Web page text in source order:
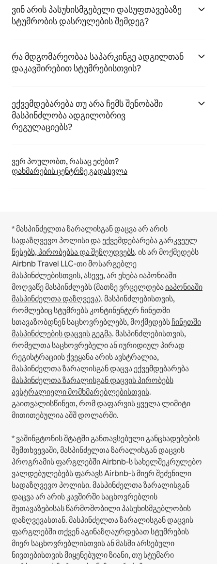
ვინ არის პასუხისმგებელი დასუფთავებაზე
სტუმრობის დასრულების შემდეგ?
რა მდგომარეობაა საპარკინგე ადგილთან
დაკავშირებით სტუმრებისთვის?
ექვემდებარება თუ არა ჩემს შენობაში
მასპინძლობა ადგილობრივ
რეგულაციებს?
ვერ პოულობთ, რასაც ეძებთ?
დახმარების ცენტრზე გადასვლა
* მასპინძელთა ზარალისგან დაცვა არ არის
სადაზღვევო პოლისი და ექვემდებარება გარკვეულ
წესებს, პირობებსა და შეზღუდვებს.ის არ მოქმედებს
Airbnb Travel LLC‑თი მოსარგებლე
მასპინძლებისთვის, ასევე, არ ეხება იაპონიაში
მოღვაწე მასპინძლებს (მათზე ვრცელდებაიაპონიაში
მასპინძელთა დაზღვევა).მასპინძლებისთვის,
რომლებიც სტუმრებს კონტინენტურ ჩინეთში
სთავაზობდნენ საცხოვრებლებს, მოქმედებსჩინეთში
მასპინძლების დაცვის გეგმა.მასპინძლებისთვის,
რომელთა საცხოვრებელი ან იურიდიულ პირად
რეგისტრაციის ქვეყანა არის ავსტრალია,
მასპინძელთა ზარალისგან დაცვა ექვემდებარება
მასპინძელთა ზარალისგან დაცვის პირობებს
ავსტრალიელი მომხმარებლებისთვის.
გაითვალისწინეთ, რომ დაფარვის ყველა ლიმიტი
მითითებულია აშშ დოლარში.
* ვაშინგტონის შტატში განთავსებული განცხადებების
შემთხვევაში, მასპინძელთა ზარალისგან დაცვის
პროგრამის ფარგლებში Airbnb‑ს სახელშეკრულებო
ვალდებულებებს ფარავს Airbnb‑ს მიერ შეძენილი
სადაზღვევო პოლისი. მასპინძელთა ზარალისგან
დაცვა არ არის კავშირში საცხოვრებლის
შეთავაზებისას წარმოშობილი პასუხისმგებლობის
დაზღვევასთან. მასპინძელთა ზარალისგან დაცვის
ფარგლებში თქვენ აგინაზღაურდებათ სტუმრების
მიერ საცხოვრებლისთვის ან მასში არსებული
ნივთებისთვის მიყენებული ზიანი, თუ სტუმარი